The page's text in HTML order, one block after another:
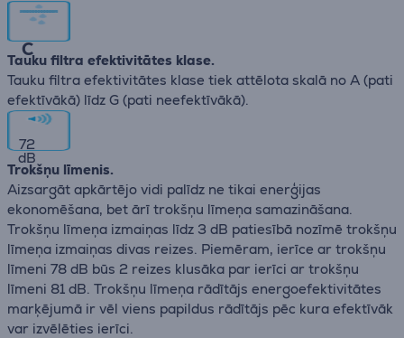
C
Tauku filtra efektivitātes klase.
Tauku filtra efektivitātes klase tiek attēlota skalā no А (pati
efektīvākā) līdz G (pati neefektīvākā).
72
dB
Trokšņu līmenis.
Aizsargāt apkārtējo vidi palīdz ne tikai enerģijas
ekonomēšana, bet ārī trokšņu līmeņa samazināšana.
Trokšņu līmeņa izmaiņas līdz 3 dB patiesībā nozīmē trokšņu
līmeņa izmaiņas divas reizes. Piemēram, ierīce ar trokšņu
līmeni 78 dB būs 2 reizes klusāka par ierīci ar trokšņu
līmeni 81 dB. Trokšņu līmeņa rādītājs energoefektivitātes
marķējumā ir vēl viens papildus rādītājs pēc kura efektīvāk
var izvēlēties ierīci.